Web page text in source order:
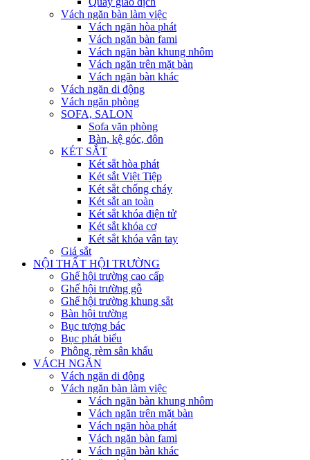
Vách ngăn bàn làm việc
Vách ngăn hòa phát
Vách ngăn bàn fami
Vách ngăn bàn khung nhôm
Vách ngăn trên mặt bàn
Vách ngăn bàn khác
Vách ngăn di động
Vách ngăn phòng
SOFA, SALON
Sofa văn phòng
Bàn, kệ góc, đôn
KÉT SẮT
Két sắt hòa phát
Két sắt Việt Tiệp
Két sắt chống cháy
Két sắt an toàn
Két sắt khóa điện tử
Két sắt khóa cơ
Két sắt khóa vân tay
Giá sắt
NỘI THẤT HỘI TRƯỜNG
Ghế hội trường cao cấp
Ghế hội trường gỗ
Ghế hội trường khung sắt
Bàn hội trường
Bục tượng bác
Bục phát biểu
Phông, rèm sân khấu
VÁCH NGĂN
Vách ngăn di động
Vách ngăn bàn làm việc
Vách ngăn bàn khung nhôm
Vách ngăn trên mặt bàn
Vách ngăn hòa phát
Vách ngăn bàn fami
Vách ngăn bàn khác